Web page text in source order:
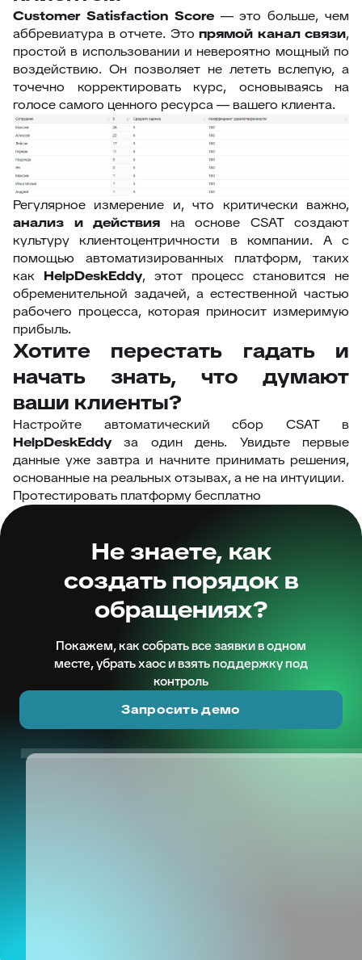
Customer Satisfaction Score— это больше, чем
аббревиатура в отчете. Это прямой канал связи,
простой в использовании и невероятно мощный по
воздействию. Он позволяет не лететь вслепую, а
точечно корректировать курс, основываясь на
голосе самого ценного ресурса — вашего клиента.
Регулярное измерение и, что критически важно,
анализ и действия на основе CSAT создают
культуру клиентоцентричности в компании. А с
помощью автоматизированных платформ, таких
как HelpDeskEddy, этот процесс становится не
обременительной задачей, а естественной частью
рабочего процесса, которая приносит измеримую
прибыль.
Хотите перестать гадать и
начать знать, что думают
ваши клиенты?
Настройте автоматический сбор CSAT в
HelpDeskEddy за один день. Увидьте первые
данные уже завтра и начните принимать решения,
основанные на реальных отзывах, а не на интуиции.
Протестировать платформу бесплатно
Не знаете, как
создать порядок в
обращениях?
Покажем, как собрать все заявки в одном
месте, убрать хаос и взять поддержку под
контроль
Запросить демо